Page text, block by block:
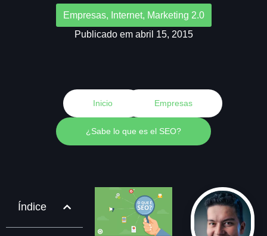
Empresas, Internet, Marketing 2.0
Publicado em abril 15, 2015
Inicio Empresas
¿Sabe lo que es el SEO?
Índice